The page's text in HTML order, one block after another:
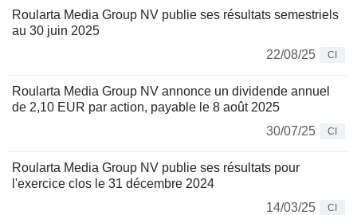
Roularta Media Group NV publie ses résultats semestriels
au 30 juin 2025
22/08/25
CI
Roularta Media Group NV annonce un dividende annuel
de 2,10 EUR par action, payable le 8 août 2025
30/07/25
CI
Roularta Media Group NV publie ses résultats pour
l'exercice clos le 31 décembre 2024
14/03/25
CI